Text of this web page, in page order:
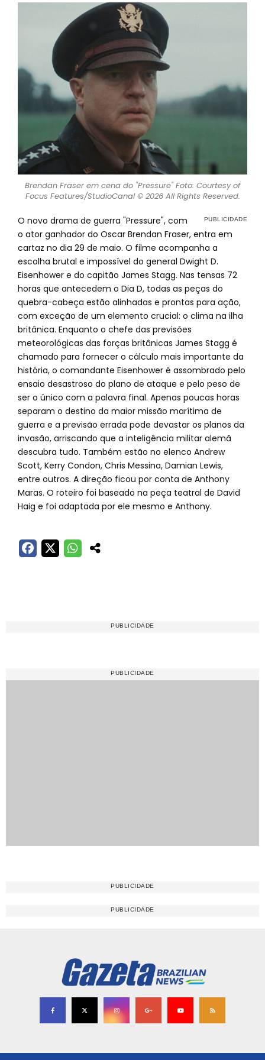
Brendan Fraser em cena do "Pressure" Foto: Courtesy of
Focus Features/StudioCanal © 2026 All Rights Reserved.
O novo drama de guerra "Pressure", com
o ator ganhador do Oscar Brendan Fraser, entra em
cartaz no dia 29 de maio. O filme acompanha a
escolha brutal e impossível do general Dwight D.
Eisenhower e do capitão James Stagg. Nas tensas 72
horas que antecedem o Dia D, todas as peças do
quebra-cabeça estão alinhadas e prontas para ação,
com exceção de um elemento crucial: o clima na ilha
britânica. Enquanto o chefe das previsões
meteorológicas das forças britânicas James Stagg é
chamado para fornecer o cálculo mais importante da
história, o comandante Eisenhower é assombrado pelo
ensaio desastroso do plano de ataque e pelo peso de
ser o único com a palavra final. Apenas poucas horas
separam o destino da maior missão marítima de
guerra e a previsão errada pode devastar os planos da
invasão, arriscando que a inteligência militar alemã
descubra tudo. Também estão no elenco Andrew
Scott, Kerry Condon, Chris Messina, Damian Lewis,
entre outros. A direção ficou por conta de Anthony
Maras. O roteiro foi baseado na peça teatral de David
Haig e foi adaptada por ele mesmo e Anthony.